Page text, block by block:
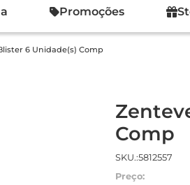
Promoções
6 Unidade(s) Comp
Comp
SKU.:5812557
Preço: